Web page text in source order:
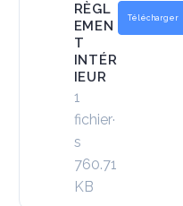
RÈGL
EMEN
T
INTÉR
IEUR
1
fichier·
s
760.71
KB
Télécharger